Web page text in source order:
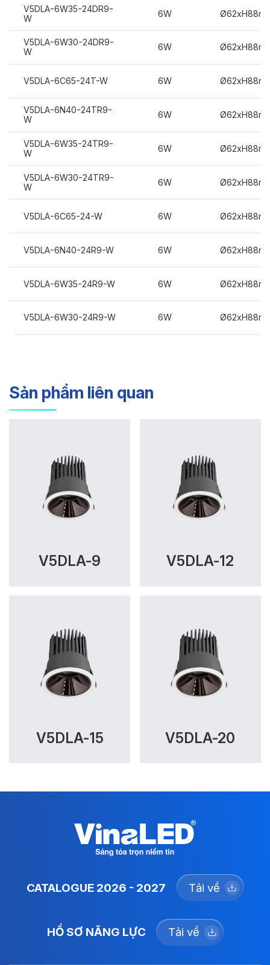
V5DLA-6W35-24DR9-
W
6W
V5DLA-6W30-24DR9-
W
6W
V5DLA-6C65-24T-W 6W
V5DLA-6N40-24TR9-
W
6W
V5DLA-6W35-24TR9-
W
6W
V5DLA-6W30-24TR9-
W
6W
V5DLA-6C65-24-W 6W
V5DLA-6N40-24R9-W 6W
V5DLA-6W35-24R9-W 6W
V5DLA-6W30-24R9-W 6W
Sản phẩm liên quan
V5DLA-9 V5DLA-12
V5DLA-15 V5DLA-20
CATALOGUE 2026 - 2027 Tải về
HỒ SƠ NĂNG LỰC Tải về